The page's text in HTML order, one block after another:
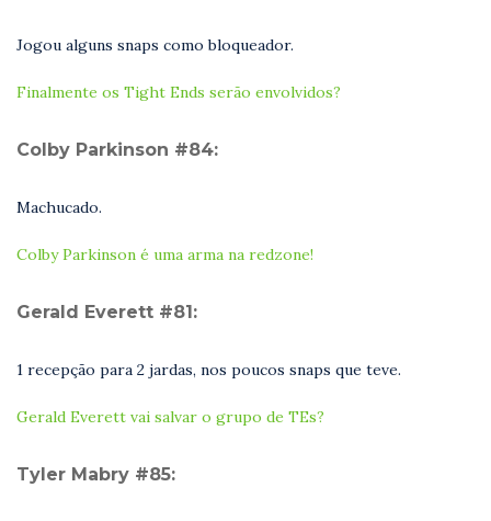
Jogou alguns snaps como bloqueador.
Finalmente os Tight Ends serão envolvidos?
Colby Parkinson #84:
Machucado.
Colby Parkinson é uma arma na redzone!
Gerald Everett #81:
1 recepção para 2 jardas, nos poucos snaps que teve.
Gerald Everett vai salvar o grupo de TEs?
Tyler Mabry #85: